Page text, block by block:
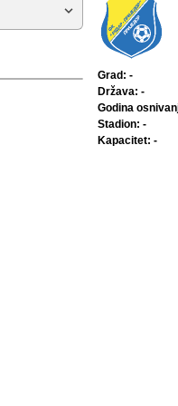
Grad: -
Država: -
Godina
Stadion: -
Kapacitet: -